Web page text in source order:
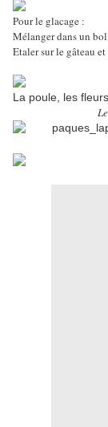
Pour le glacage :
Mélanger dans un
Etaler sur le gâteau et
La poule, les